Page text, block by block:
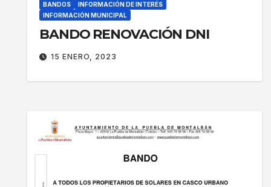
BANDOS
INFORMACIÓN DE INTERÉS
INFORMACIÓN MUNICIPAL
BANDO RENOVACIÓN DNI
15 ENERO, 2023